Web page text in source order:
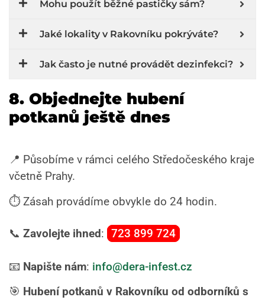
Mohu použít běžné pastičky sám?
Jaké lokality v Rakovníku pokrýváte?
Jak často je nutné provádět dezinfekci?
8. Objednejte hubení
potkanů ještě dnes
📍 Působíme v rámci celého Středočeského kraje
včetně Prahy.
⏱️ Zásah provádíme obvykle do 24 hodin.
📞 Zavolejte ihned: 723 899 724
📧 Napište nám: info@dera-infest.cz
🎯 Hubení potkanů v Rakovníku od odborníků s